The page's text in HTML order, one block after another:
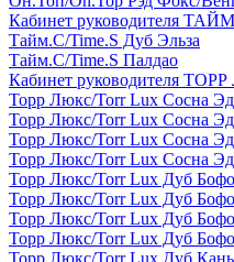
Кабинет руководителя
Тайм.С/Time.S Дуб Эльза
Тайм.С/Time.S Палдао
Кабинет руководителя
Торр Люкс/Torr Lux Сосна
Торр Люкс/Torr Lux Сосна
Торр Люкс/Torr Lux Сосна
Торр Люкс/Torr Lux Сосна
Торр Люкс/Torr Lux Дуб
Торр Люкс/Torr Lux Дуб
Торр Люкс/Torr Lux Дуб
Торр Люкс/Torr Lux Дуб
Торр Люкс/Torr Lux Дуб